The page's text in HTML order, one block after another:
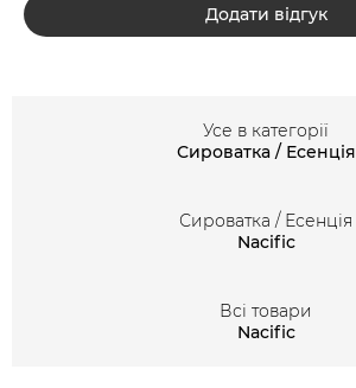
Додати відгук
Усе в категорії
Сироватка / Есенція
Сироватка / Есенція
Nacific
Всі товари
Nacific